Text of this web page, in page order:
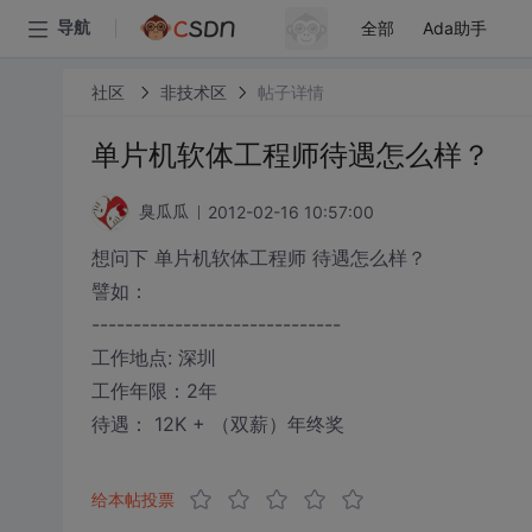
导航 全部 Ada助手
社区 非技术区 帖子详情
单片机软体工程师待遇怎么样？
臭瓜瓜 2012-02-16 10:57:00
想问下 单片机软体工程师 待遇怎么样？
譬如：
------------------------------
工作地点: 深圳
工作年限：2年
待遇： 12K + （双薪）年终奖
给本帖投票